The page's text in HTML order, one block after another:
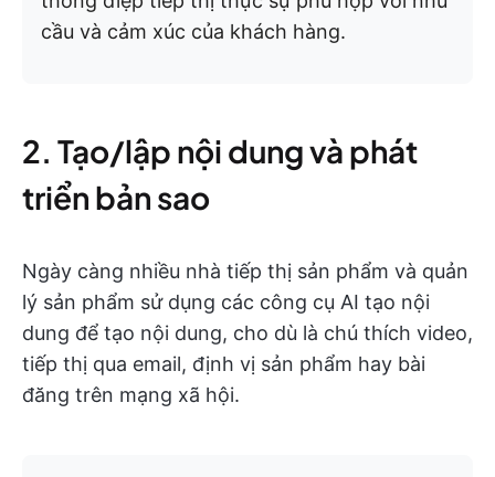
cầu và cảm xúc của khách hàng.
2. Tạo/lập nội dung và phát
triển bản sao
Ngày càng nhiều nhà tiếp thị sản phẩm và quản
lý sản phẩm sử dụng các công cụ AI tạo nội
dung để tạo nội dung, cho dù là chú thích video,
tiếp thị qua email, định vị sản phẩm hay bài
đăng trên mạng xã hội.